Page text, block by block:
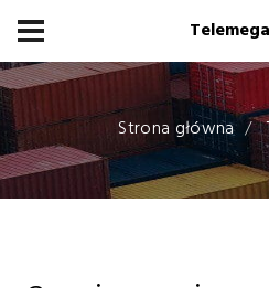
Przejdź
do
treści
Strona główna